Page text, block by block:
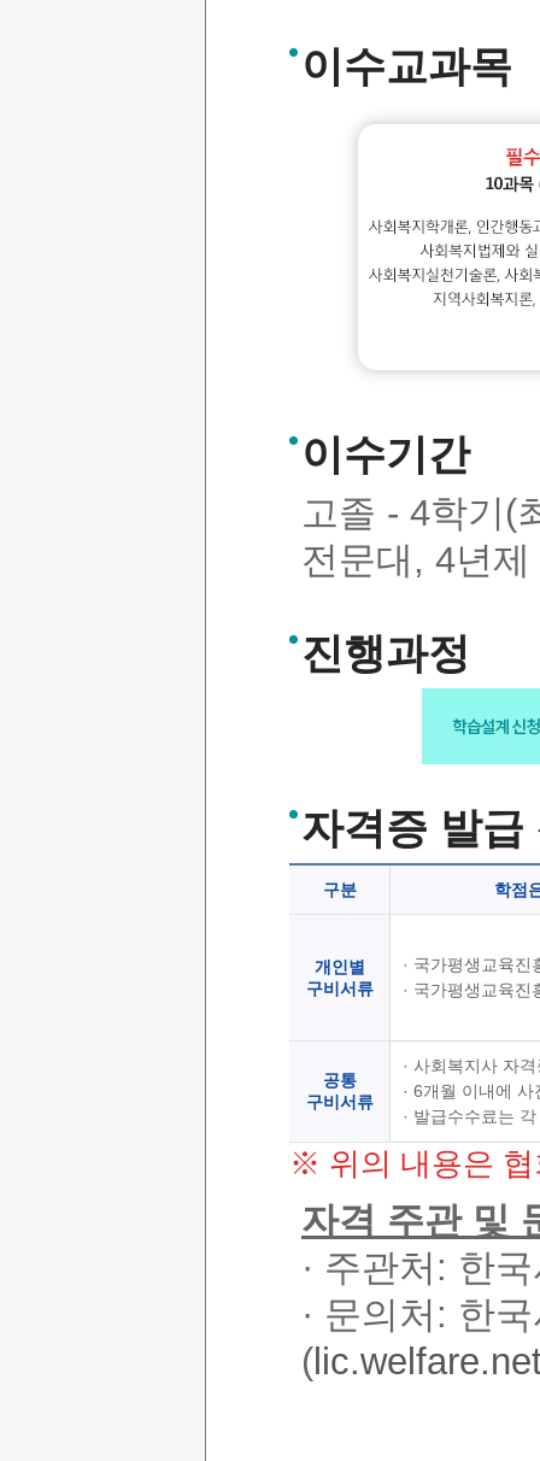
이수교과목
이수기간
고졸 - 4학기(
전문대, 4년
진행과정
자격증 발급
구분 학점
개인별
구비서류
· 국가평생교육
· 국가평생교육
공통
구비서류
· 사회복지사 자
· 6개월 이내에
· 발급수수료는
※ 위의 내용은 협
자격 주관 및
· 주관처: 한
· 문의처: 한
(